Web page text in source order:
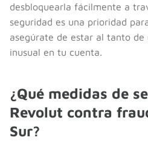
desbloquearla fácilmente a
seguridad es una prioridad
asegúrate de estar al tanto
inusual en tu cuenta.
¿Qué medidas de
Revolut contra
Sur?